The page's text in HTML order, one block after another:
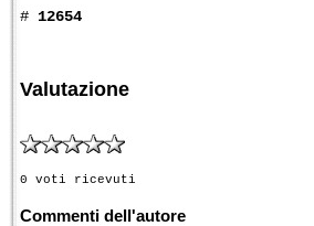
# 12654
Valutazione
0 voti ricevuti
Commenti dell'autore